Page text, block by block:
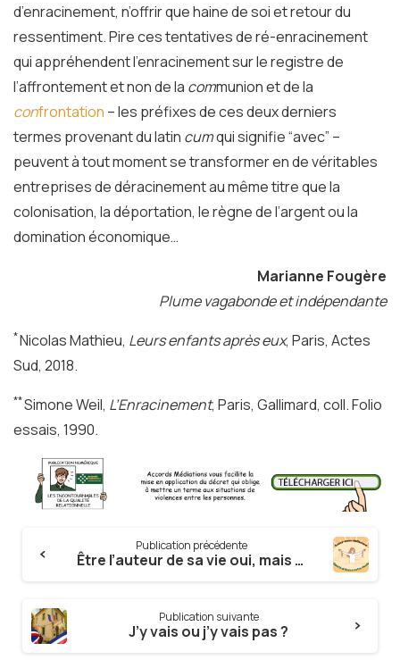
d’enracinement, n’offrir que haine de soi et retour du
ressentiment. Pire ces tentatives de ré-enracinement
qui appréhendent l’enracinement sur le registre de
l’affrontement et non de la communion et de la
confrontation – les préfixes de ces deux derniers
termes provenant du latin cumqui signifie “avec” –
peuvent à tout moment se transformer en de véritables
entreprises de déracinement au même titre que la
colonisation, la déportation, le règne de l’argent ou la
domination économique…
Marianne Fougère
Plume vagabonde et indépendante
*Nicolas Mathieu, Leurs enfants après eux, Paris, Actes
Sud, 2018.
**Simone Weil, L’Enracinement, Paris, Gallimard, coll. Folio
essais, 1990.
Reading
Publication précédente
Être l’auteur de sa vie oui, mais comment ?
Publication suivante
J’y vais ou j’y vais pas ?